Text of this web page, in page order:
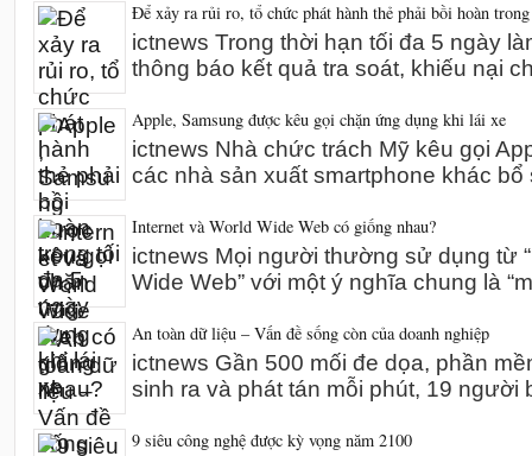
Để xảy ra rủi ro, tổ chức phát hành thẻ phải bồi hoàn
ictnews Trong thời hạn tối đa 5 ngày
thông báo kết quả tra soát, khiếu nại
Apple, Samsung được kêu gọi chặn ứng dụng khi lái xe
ictnews Nhà chức trách Mỹ kêu gọi
các nhà sản xuất smartphone khác bổ
Internet và World Wide Web có giống nhau?
ictnews Mọi người thường sử dụng từ
Wide Web” với một ý nghĩa chung là
An toàn dữ liệu – Vấn đề sống còn của doanh nghiệp
ictnews Gần 500 mối đe dọa, phần
sinh ra và phát tán mỗi phút, 19 người
9 siêu công nghệ được kỳ vọng năm 2100